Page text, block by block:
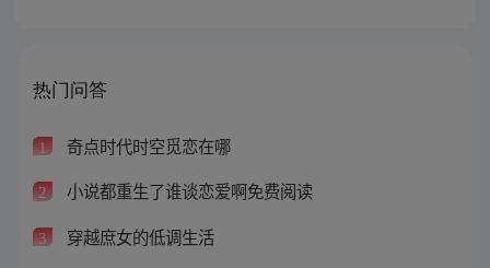
热门问答
1 奇点时代时空觅恋在哪
2 小说都重生了谁谈恋爱啊免费阅读
3 穿越庶女的低调生活